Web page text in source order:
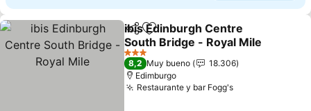
CompartirAñadir a favoritos
ibis Edinburgh Centre
South Bridge - Royal Mile
Ver precios
3 Estrellas
8,2 Muy bueno
18.306
Edimburgo
Restaurante y bar Fogg'sVer precios